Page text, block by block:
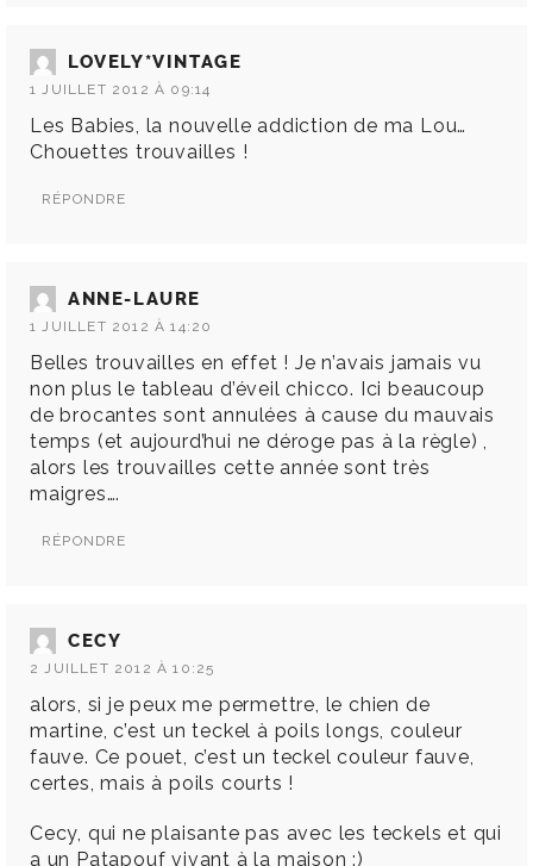
LOVELY*VINTAGE
1 JUILLET 2012 À 09:14
Les Babies, la nouvelle addiction de ma Lou…
Chouettes trouvailles !
RÉPONDRE
ANNE-LAURE
1 JUILLET 2012 À 14:20
Belles trouvailles en effet ! Je n’avais jamais vu
non plus le tableau d’éveil chicco. Ici beaucoup
de brocantes sont annulées à cause du mauvais
temps (et aujourd’hui ne déroge pas à la règle) ,
alors les trouvailles cette année sont très
maigres….
RÉPONDRE
CECY
2 JUILLET 2012 À 10:25
alors, si je peux me permettre, le chien de
martine, c’est un teckel à poils longs, couleur
fauve. Ce pouet, c’est un teckel couleur fauve,
certes, mais à poils courts !
Cecy, qui ne plaisante pas avec les teckels et qui
a un Patapouf vivant à la maison :)